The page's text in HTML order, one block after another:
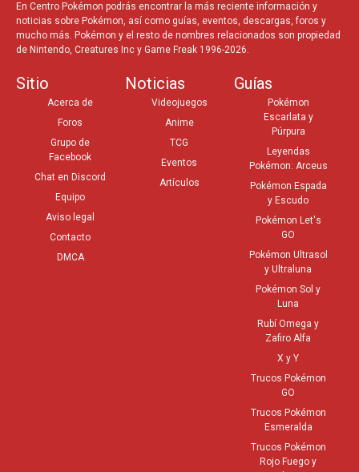
En Centro Pokémon podrás encontrar la más reciente información y
noticias sobre Pokémon, así como guías, eventos, descargas, foros y
mucho más. Pokémon y el resto de nombres relacionados son propiedad
de Nintendo, Creatures Inc y Game Freak 1996-2026.
Sitio
Acerca de
Foros
Grupo de
Facebook
Chat en Discord
Equipo
Aviso legal
Contacto
DMCA
Noticias
Videojuegos
Anime
TCG
Eventos
Artículos
Guías
Pokémon
Escarlata y
Púrpura
Leyendas
Pokémon: Arceus
Pokémon Espada
y Escudo
Pokémon Let's
GO
Pokémon Ultrasol
y Ultraluna
Pokémon Sol y
Luna
Rubí Omega y
Zafiro Alfa
X y Y
Trucos Pokémon
GO
Trucos Pokémon
Esmeralda
Trucos Pokémon
Rojo Fuego y